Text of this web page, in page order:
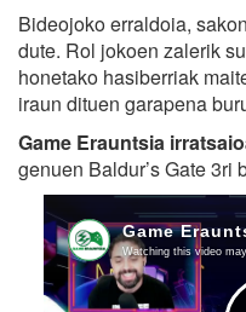
Bideojoko erraldoia,
dute. Rol jokoen zalerik
honetako hasiberriak
iraun dituen garapena
Game Erauntsia
genuen Baldur’s Gate 3ri